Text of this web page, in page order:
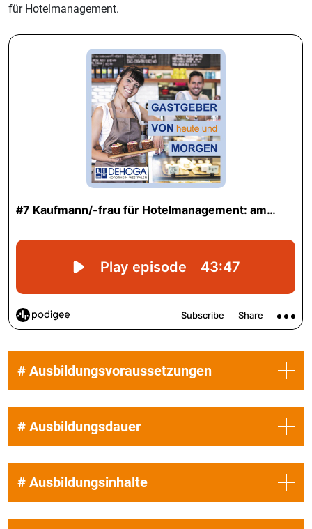
für Hotelmanagement.
# Ausbildungsvoraussetzungen
# Ausbildungsdauer
# Ausbildungsinhalte